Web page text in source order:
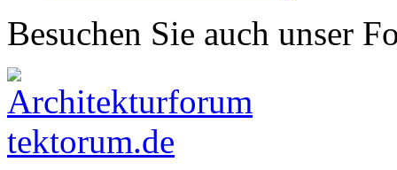
Besuchen Sie auch unser